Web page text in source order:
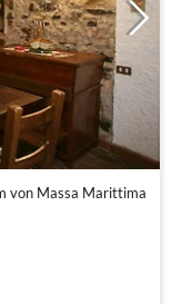
von Massa Marittima